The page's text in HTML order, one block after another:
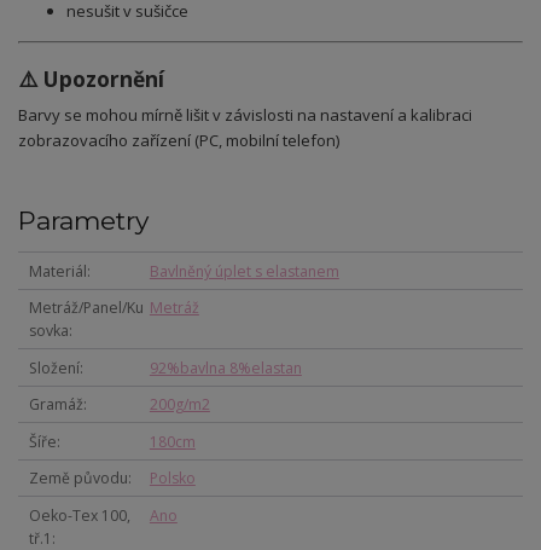
nesušit v sušičce
⚠️ Upozornění
Barvy se mohou mírně lišit v závislosti na nastavení a kalibraci
zobrazovacího zařízení (PC, mobilní telefon)
Parametry
Materiál
Bavlněný úplet s elastanem
Metráž/Panel/Ku
sovka
Metráž
Složení
92%bavlna 8%elastan
Gramáž
200g/m2
Šíře
180cm
Země původu
Polsko
Oeko-Tex 100,
tř.1
Ano